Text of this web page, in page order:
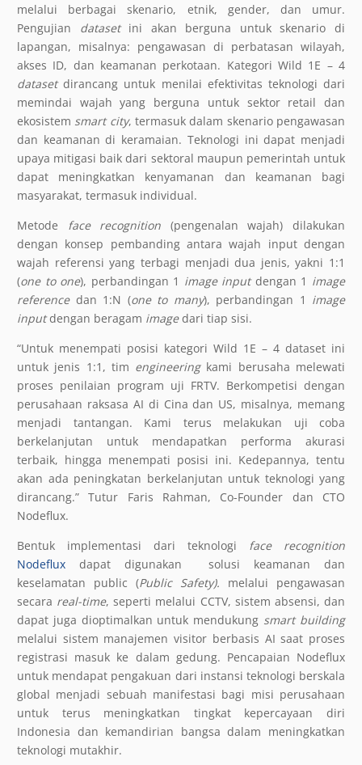
melalui berbagai skenario, etnik, gender, dan umur.
Pengujian datasetini akan berguna untuk skenario di
lapangan, misalnya: pengawasan di perbatasan wilayah,
akses ID, dan keamanan perkotaan. Kategori Wild 1E – 4
datasetdirancang untuk menilai efektivitas teknologi dari
memindai wajah yang berguna untuk sektor retail dan
ekosistem smart city, termasuk dalam skenario pengawasan
dan keamanan di keramaian. Teknologi ini dapat menjadi
upaya mitigasi baik dari sektoral maupun pemerintah untuk
dapat meningkatkan kenyamanan dan keamanan bagi
masyarakat, termasuk individual.
Metode face recognition (pengenalan wajah) dilakukan
dengan konsep pembanding antara wajah input dengan
wajah referensi yang terbagi menjadi dua jenis, yakni 1:1
(one to one), perbandingan 1 image input dengan 1 image
reference dan 1:N (one to many), perbandingan 1 image
inputdengan beragam imagedari tiap sisi.
“Untuk menempati posisi kategori Wild 1E – 4 dataset ini
untuk jenis 1:1, tim engineering kami berusaha melewati
proses penilaian program uji FRTV. Berkompetisi dengan
perusahaan raksasa AI di Cina dan US, misalnya, memang
menjadi tantangan. Kami terus melakukan uji coba
berkelanjutan untuk mendapatkan performa akurasi
terbaik, hingga menempati posisi ini. Kedepannya, tentu
akan ada peningkatan berkelanjutan untuk teknologi yang
dirancang.” Tutur Faris Rahman, Co-Founder dan CTO
Nodeflux.
Bentuk implementasi dari teknologi face recognition
Nodeflux dapat digunakan solusi keamanan dan
keselamatan public (Public Safety). melalui pengawasan
secara real-time, seperti melalui CCTV, sistem absensi, dan
dapat juga dioptimalkan untuk mendukung smart building
melalui sistem manajemen visitor berbasis AI saat proses
registrasi masuk ke dalam gedung. Pencapaian Nodeflux
untuk mendapat pengakuan dari instansi teknologi berskala
global menjadi sebuah manifestasi bagi misi perusahaan
untuk terus meningkatkan tingkat kepercayaan diri
Indonesia dan kemandirian bangsa dalam meningkatkan
teknologi mutakhir.